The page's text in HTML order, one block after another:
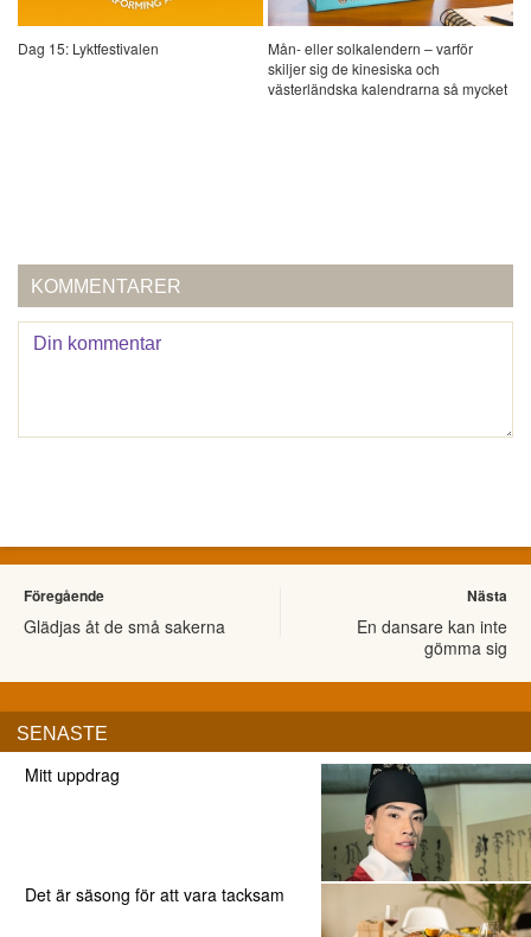
Dag 15: Lyktfestivalen
Mån- eller solkalendern – varför
skiljer sig de kinesiska och
västerländska kalendrarna så mycket
KOMMENTARER
Föregående
Glädjas åt de små sakerna
Nästa
En dansare kan inte
gömma sig
SENASTE
Mitt uppdrag
Det är säsong för att vara tacksam